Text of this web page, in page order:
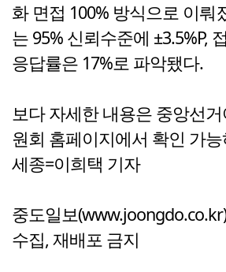
화 면접 100% 방식으로 이뤄
는 95% 신뢰수준에 ±3.5%P,
응답률은 17%로 파악됐다.
보다 자세한 내용은 중앙선
원회 홈페이지에서 확인 가
세종=이희택 기자
중도일보
수집, 재배포 금지